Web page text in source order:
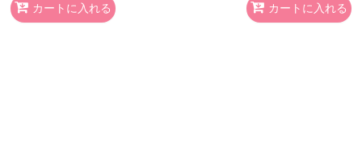
カートに入れる カートに入れる